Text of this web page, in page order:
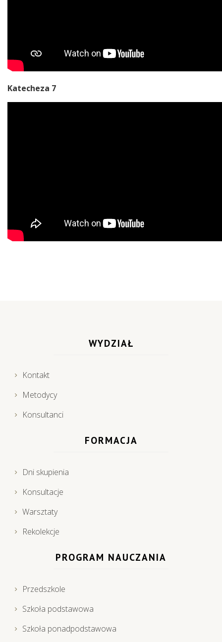
Katecheza 7
WYDZIAŁ
Kontakt
Metodycy
Konsultanci
FORMACJA
Dni skupienia
Konsultacje
Warsztaty
Rekolekcje
PROGRAM NAUCZANIA
Przedszkole
Szkoła podstawowa
Szkoła ponadpodstawowa